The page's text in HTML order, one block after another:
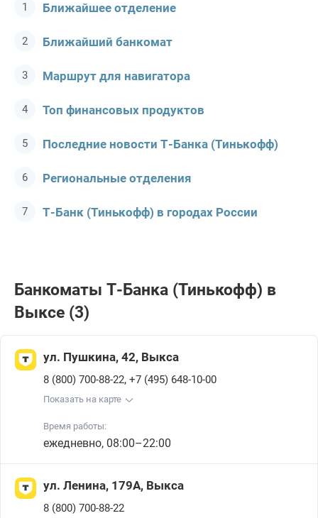
Ближайшее отделение
Ближайший банкомат
Маршрут для навигатора
Топ финансовых продуктов
Последние новости Т-Банкa (Тинькофф)
Региональные отделения
Т-Банк (Тинькофф) в городах России
Банкоматы Т-Банкa (Тинькофф) в
Выксе (3)
ул. Пушкина, 42, Выкса
8 (800) 700-88-22, +7 (495) 648-10-00
Показать на карте
Время работы:
ежедневно, 08:00–22:00
ул. Ленина, 179А, Выкса
8 (800) 700-88-22